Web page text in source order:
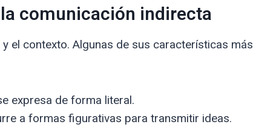
comunicación indirecta
el contexto. Algunas de sus características más
expresa de forma literal.
a formas figurativas para transmitir ideas.